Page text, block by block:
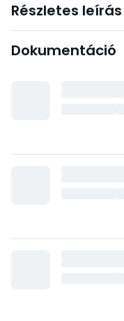
Részletes leírás
Dokumentáció